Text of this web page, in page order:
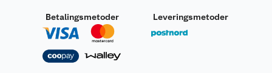
Betalingsmetoder Leveringsmetoder